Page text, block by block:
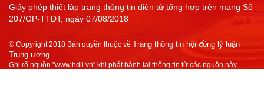
Giấy phép thiết lập trang thông tin điện tử tổng hợp trên mạng Số
207/GP-TTDT, ngày 07/08/2018
© Copyright 2018 Bản quyền thuộc về Trang thông tin hội đồng lý luận
Trung ương
Ghi rõ nguồn "www.hdll.vn" khi phát hành lại thông tin từ các nguồn này